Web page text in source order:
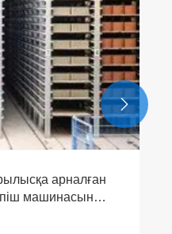
арналған
машинасын
